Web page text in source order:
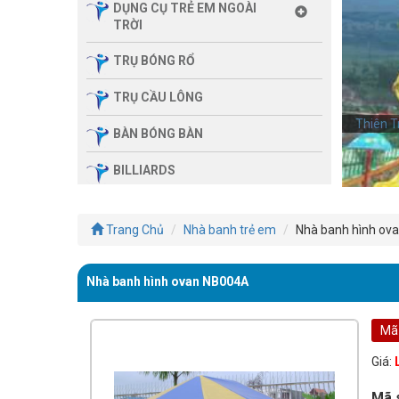
DỤNG CỤ TRẺ EM NGOÀI
TRỜI
TRỤ BÓNG RỔ
TRỤ CẦU LÔNG
BÀN BÓNG BÀN
BILLIARDS
ĐÌNH
THIẾT BỊ PHÒNG GYM
Thiên
Thiên
Trang Chủ Nhà banh trẻ em Nhà banh hình
Nhà banh hình ovan NB004A
Giá: